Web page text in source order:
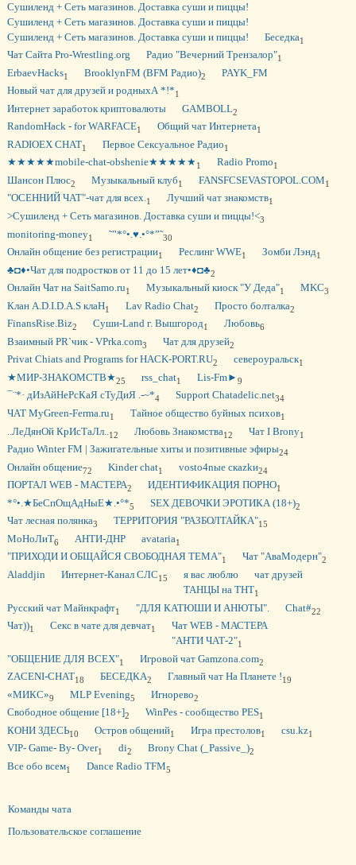
Сушиленд + Сеть магазинов. Доставка суши и пиццы!
Сушиленд + Сеть магазинов. Доставка суши и пиццы!
Сушиленд + Сеть магазинов. Доставка суши и пиццы!
Беседка1
Чат Сайта Pro-Wrestling.org Радио "Вечерний Трензалор"1
ErbaevHacks1 BrooklynFM (BFM Радио)2
PAYK_FM
Новый чат для друзей и родныхА *!*1
Интернет заработок криптовалюты GAMBOLL2
RandomHack - for WARFACE1 Общий чат Интернета1
RADIOEX CHAT1 Первое Сексуальное Радио1
★★★★★mobile-chat-obshenie★★★★★1 Radio Promo1
Шансон Плюс2 Музыкальный клуб1 FANSFCSEVASTOPOL.COM1
"ОСЕННИЙ ЧАТ"-чат для всех.1 Лучший чат знакомств1
>Сушиленд + Сеть магазинов. Доставка суши и пиццы!<3
monitoring-money1 ˜”*°•.♥.•°*”˜30
Онлайн общение без регистрации1 Реслинг WWE1 Зомби Лэнд1
♣◘♦•Чат для подростков от 11 до 15 лет•♦◘♣2
Онлайн Чат на SaitSamo.ru1 Музыкальный киоск "У Деда"1 MKC3
Клан A.D.I.D.A.S клаН1 Lav Radio Chat2 Просто болталка2
FinansRise.Biz2 Суши-Land г. Вышгород1 Любовь6
Взаимный PR`чик - VPrka.com3 Чат для друзей2
Privat Chiats and Programs for HACK-PORT.RU2 североуральск1
★МИР-ЗНАКОМСТВ★25 rss_chat1 Lis-Fm► 9
¯¨*· дИзАйНеРсКаЯ сТуДиЯ .-~*4 Support Chatadelic.net34
ЧАТ MyGreen-Ferma.ru1 Тайное общество буйных психов1
..ЛеДянОй КрИсТаЛл.. 12 Любовь Знакомства12 Чат I Brony1
Радио Winter FM | Зажигательные хиты и позитивные эфиры24
Oнлайн общение72 Kinder chat1 vosto4nые скаzkи24
ПОРТАЛ WEB - МАСТЕРА2 ИДЕНТИФИКАЦИЯ ПОРНО1
*°•.★БеСпОщАдНыЕ★.•°*5 SEX ДЕВОЧКИ ЭРОТИКА (18+)2
Чат лесная полянка3 ТЕРРИТОРИЯ "РАЗБОЛТАЙКА"15
МоНоЛиТ6 АНТИ-ДНР avataria1
"ПРИХОДИ И ОБЩАЙСЯ СВОБОДНАЯ ТЕМА"1 Чат "АваМодерн"2
Aladdjin Интернет-Канал СЛС15 я вас люблю
чат друзей
ТАНЦЫ на ТНТ1
Русский чат Майнкрафт1 "ДЛЯ КАТЮШИ И АНЮТЫ". Chat#22
Чат))1 Секс в чате для девчат1
Чат WEB - МАСТЕРА
"АНТИ ЧАТ-2"1
"ОБЩЕНИЕ ДЛЯ ВСЕХ"1 Игровой чат Gamzona.com2
ZACENI-CHAT18 БЕСЕДКА2 Главный чат На Планете !19
«МИКС»9 MLP Evening5 Игнорево2
Свободное общение [18+]2 WinPes - сообщество PES1
КОНИ ЗДЕСЬ10 Остров общений1 Игра престолов1 csu.kz1
VIP- Game- By- Over1 di2 Brony Chat (_Passive_)2
Все обо всем1 Dance Radio TFM5
Команды чата
Пользовательское соглашение